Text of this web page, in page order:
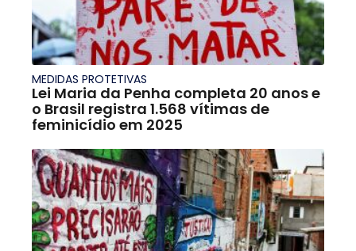
MEDIDAS PROTETIVAS
Lei Maria da Penha completa 20 anos e
o Brasil registra 1.568 vítimas de
feminicídio em 2025